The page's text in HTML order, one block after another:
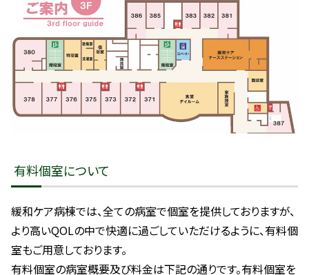
有料個室について
緩和ケア病棟では、全ての病室で個室を提供しておりますが、
より高いQOLの中で快適に過ごしていただけるように、有料個
室もご用意しております。
有料個室の病室概要及び料金は下記の通りです。有料個室を